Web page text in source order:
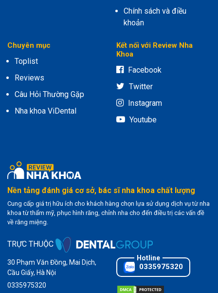
Chính sách và điều
khoản
Chuyên mục
Toplist
Reviews
Câu Hỏi Thường Gặp
Nha khoa ViDental
Kết nối với Review Nha
Khoa
Facebook
Twitter
Instagram
Youtube
Nền tảng đánh giá cơ sở, bác sĩ nha khoa chất lượng
Cung cấp giá trị hữu ích cho khách hàng chọn lựa sử dụng dịch vụ từ nha
khoa từ thẩm mỹ, phục hình răng, chỉnh nha cho đến điều trị các vấn đề
về răng miệng.
TRỰC THUỘC
30 Phạm Văn Đồng, Mai Dịch,
Cầu Giấy, Hà Nội
0335975320
0335975320